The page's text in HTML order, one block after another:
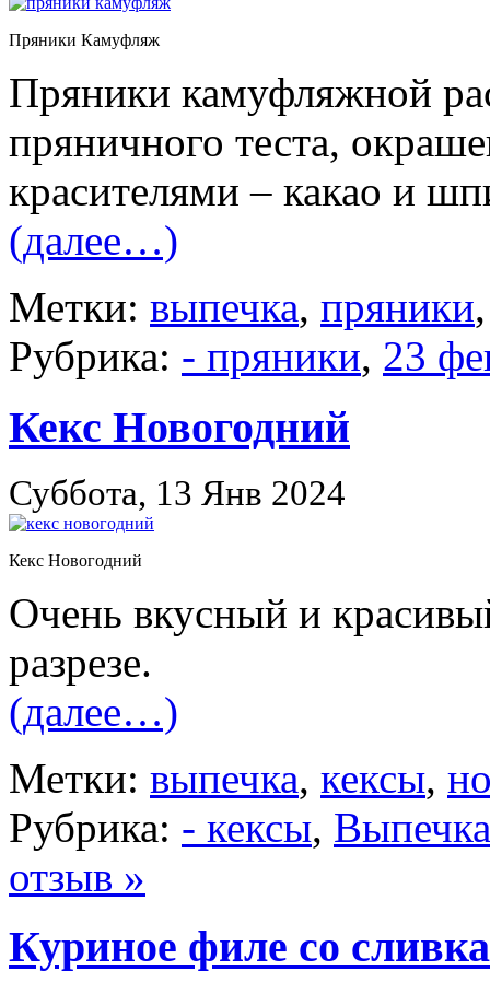
Пряники Камуфляж
Пряники камуфляжной
пряничного теста,
красителями – какао и
(далее…)
Метки: выпечка, пряники
Рубрика: - пряники, 23
Кекс Новогодний
Суббота, 13 Янв 2024
Кекс Новогодний
Очень вкусный и
разрезе.
(далее…)
Метки: выпечка, кексы,
Рубрика: - кексы, Выпечка
отзыв »
Куриное филе со